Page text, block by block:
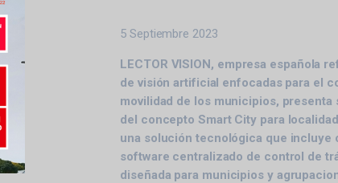
5 Septiembre 2023
LECTOR VISION, empresa española
de visión artificial enfocadas para el
movilidad de los municipios,
del concepto Smart City para
una solución tecnológica que incluye
software centralizado de control de
diseñada para municipios y